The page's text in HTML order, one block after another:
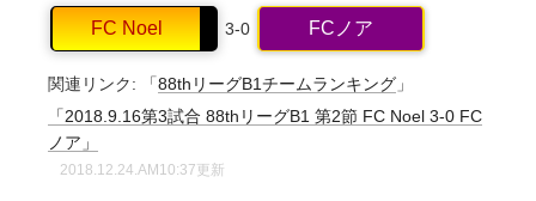
FC Noel 3-0 FCノア
関連リンク: 「88thリーグB1チームランキング 」
「2018.9.16第3試合 88thリーグB1 第2節 FC Noel 3-0 FC
ノア」
2018.12.24.AM10:37更新